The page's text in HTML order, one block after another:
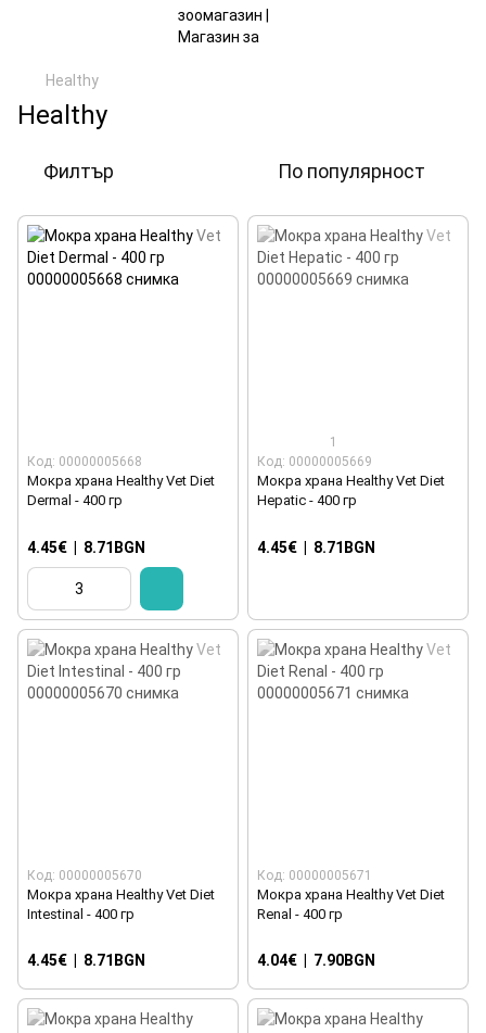
Healthy
Healthy
Филтър По популярност
Код: 00000005668
Мокра храна Healthy Vet Diet
Dermal - 400 гр
4.45€ 8.71BGN
1
Код: 00000005669
Мокра храна Healthy Vet Diet
Hepatic - 400 гр
4.45€ 8.71BGN
Код: 00000005670
Мокра храна Healthy Vet Diet
Intestinal - 400 гр
4.45€ 8.71BGN
Код: 00000005671
Мокра храна Healthy Vet Diet
Renal - 400 гр
4.04€ 7.90BGN